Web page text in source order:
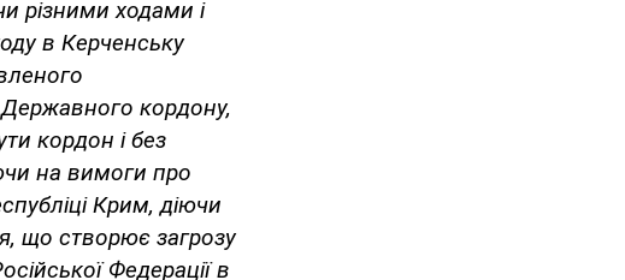
різними ходами і
в Керченську
кордону,
кордон і без
на вимоги про
Крим, діючи
що створює загрозу
Федерації в